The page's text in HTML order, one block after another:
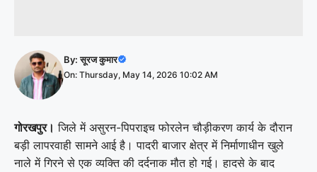
By:सूरज कुमार
On: Thursday, May 14, 2026 10:02 AM
गोरखपुर। जिले में असुरन-पिपराइच फोरलेन चौड़ीकरण कार्य के दौरान
बड़ी लापरवाही सामने आई है। पादरी बाजार क्षेत्र में निर्माणाधीन खुले
नाले में गिरने से एक व्यक्ति की दर्दनाक मौत हो गई। हादसे के बाद